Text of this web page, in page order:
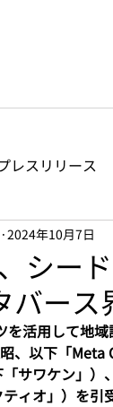
レスリリース
シー
ース
2024年10月7日
を活用して地
、以下「
サワケン」
ィオ」）を